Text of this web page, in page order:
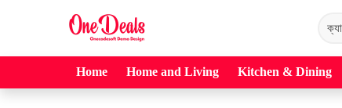
Home Home and Living Kitchen & Dining